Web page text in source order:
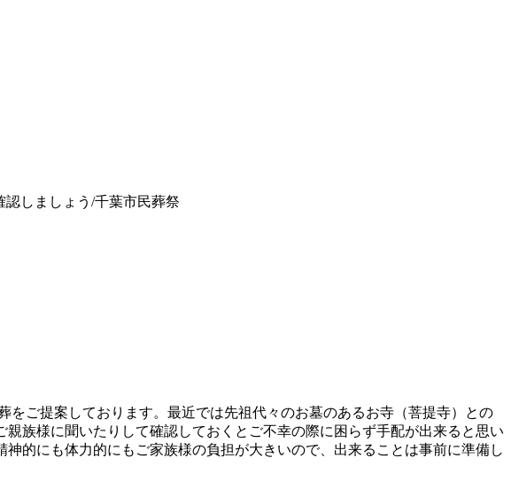
しましょう/千葉市民葬祭
ご提案しております。最近では先祖代々のお墓のあるお寺（菩提寺）との
族様に聞いたりして確認しておくとご不幸の際に困らず手配が出来ると思い
的にも体力的にもご家族様の負担が大きいので、出来ることは事前に準備し